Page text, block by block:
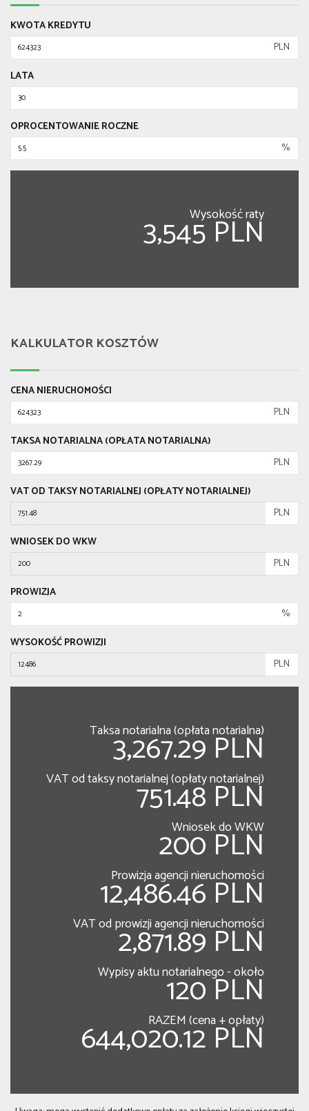
KWOTA KREDYTU
PLN
LATA
OPROCENTOWANIE ROCZNE
%
Wysokość raty
3,545 PLN
KALKULATOR KOSZTÓW
CENA NIERUCHOMOŚCI
PLN
TAKSA NOTARIALNA (OPŁATA NOTARIALNA)
PLN
VAT OD TAKSY NOTARIALNEJ (OPŁATY NOTARIALNEJ)
PLN
WNIOSEK DO WKW
PLN
PROWIZJA
%
WYSOKOŚĆ PROWIZJI
PLN
Taksa notarialna (opłata notarialna)
3,267.29 PLN
VAT od taksy notarialnej (opłaty notarialnej)
751.48 PLN
Wniosek do WKW
200 PLN
Prowizja agencji nieruchomości
12,486.46 PLN
VAT od prowizji agencji nieruchomości
2,871.89 PLN
Wypisy aktu notarialnego - około
120 PLN
RAZEM (cena + opłaty)
644,020.12 PLN